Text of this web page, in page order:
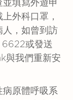
填寫外遊申
外科口罩，
人，如曾到訪
6622或發送
與我們重新安
病原體呼吸系